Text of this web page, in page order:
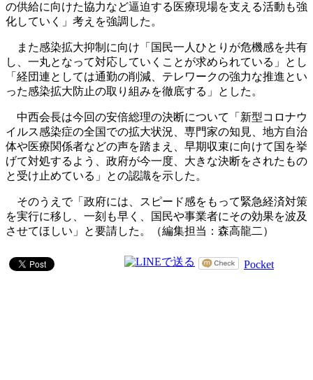
の供給に向けた協力など逼迫する医療現場を支える活動も強
化していく」考えを強調した。
また感染拡大抑制に向け「国民一人ひとりが危機感を共有
し、一丸となって対応していくことが求められている」とし
「経団連としては通勤の削減、テレワークの強力な推進とい
った感染拡大防止の取り組みを徹底する」とした。
中西会長は今回の安倍総理の決断について「新型コロナウ
イルス感染症の全国での拡大状況、専門家の知見、地方自治
体や医療関係者などの声を踏まえ、早期収束に向けて国を挙
げて対処するよう、政府が今一度、大きな決断をされたもの
と受け止めている」との認識を示した。
そのうえで「政府には、スピード感をもって緊急経済対策
を実行に移し、一刻も早く、国民や事業者にその効果を波及
させてほしい」と要請した。（編集担当：森高龍二）
Pocket